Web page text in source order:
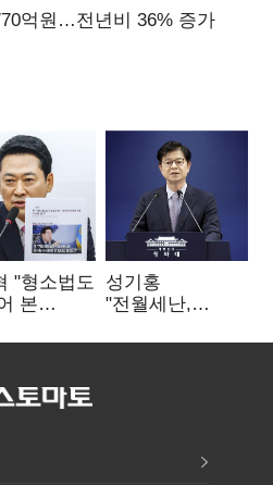
억원…전년비 36% 증가
"형소법도
본
무너질
성기홍
"전월세난,
공급 문제"…닥공